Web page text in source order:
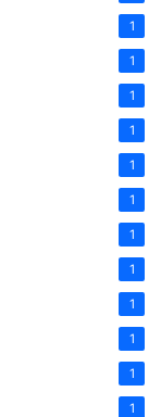
1
1
1
1
1
1
1
1
1
1
1
1